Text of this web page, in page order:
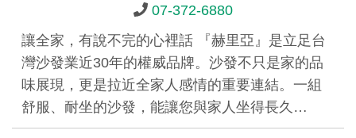
07-372-6880
讓全家，有說不完的心裡話 『赫里亞』是立足台
灣沙發業近30年的權威品牌。沙發不只是家的品
味展現，更是拉近全家人感情的重要連結。一組
舒服、耐坐的沙發，能讓您與家人坐得長久…